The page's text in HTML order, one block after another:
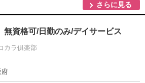
さらに見る
無資格可/日勤のみ/デイサービス
カラ俱楽部
府